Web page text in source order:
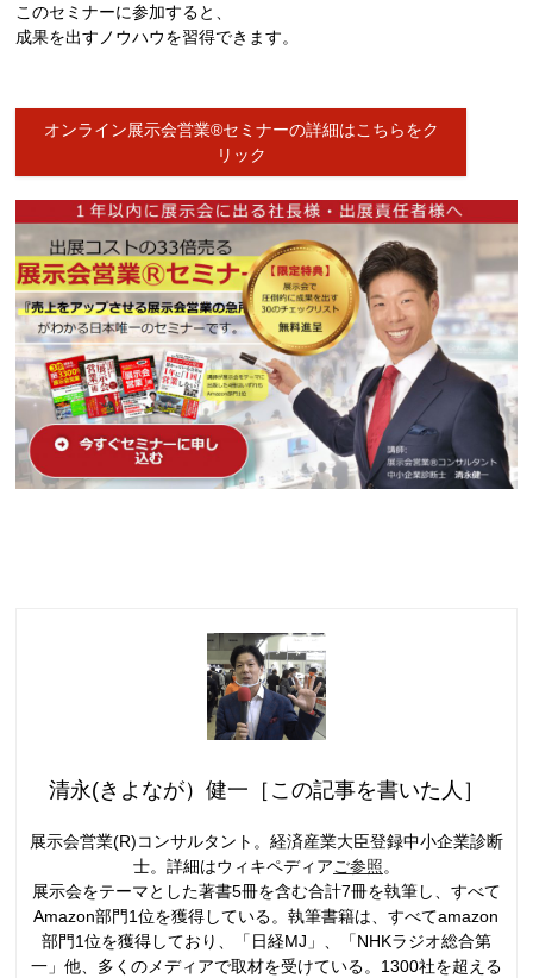
このセミナーに参加すると、
成果を出すノウハウを習得できます。
オンライン展示会営業®セミナーの詳細はこちらをク
リック
清永(きよなが）健一［この記事を書いた人］
展示会営業(R)コンサルタント。経済産業大臣登録中小企業診断
士。詳細はウィキペディアご参照。
展示会をテーマとした著書5冊を含む合計7冊を執筆し、すべて
Amazon部門1位を獲得している。執筆書籍は、すべてamazon
部門1位を獲得しており、「日経MJ」、「NHKラジオ総合第
一」他、多くのメディアで取材を受けている。1300社を超える